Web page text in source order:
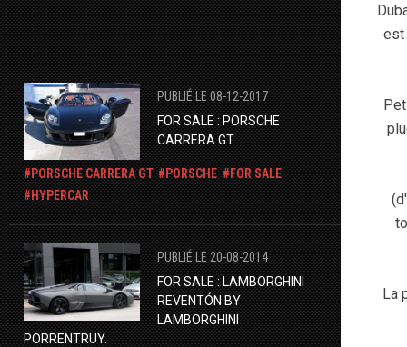
PUBLIÉ LE 08-12-2017
FOR SALE : PORSCHE
CARRERA GT
PORSCHE CARRERA GT PORSCHE
FOR SALE
HYPERCAR
PUBLIÉ LE 20-08-2014
FOR SALE : LAMBORGHINI
REVENTÓN BY
LAMBORGHINI
PORRENTRUY.
est
La